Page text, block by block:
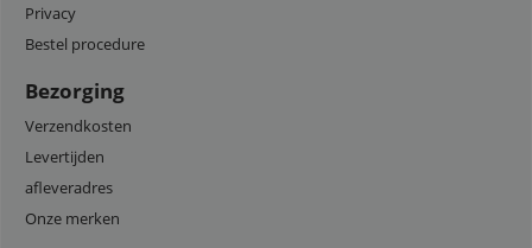
Privacy
Bestel procedure
Bezorging
Verzendkosten
Levertijden
afleveradres
Onze merken